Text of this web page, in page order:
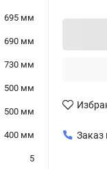
695 мм
690 мм
730 мм
500 мм
500 мм
400 мм
5
Заказ